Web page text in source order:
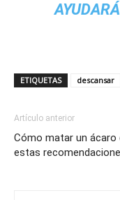
ETIQUETAS descansar
Artículo anterior
Cómo matar un ácaro
estas